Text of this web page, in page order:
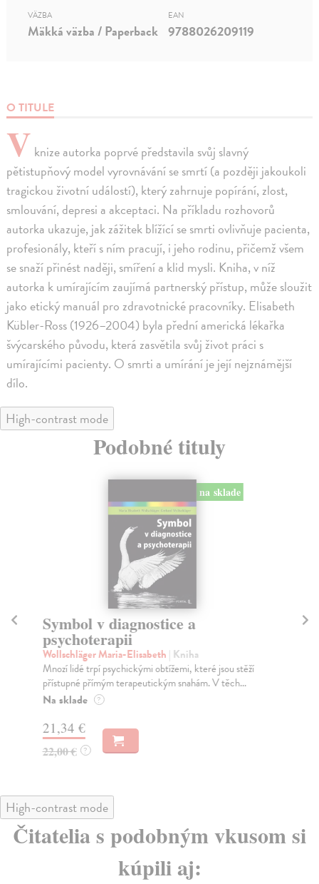
O TITULE
V knize autorka poprvé představila svůj slavný
pětistupňový model vyrovnávání se smrtí (a později jakoukoli
tragickou životní událostí), který zahrnuje popírání, zlost,
smlouvání, depresi a akceptaci. Na příkladu rozhovorů
autorka ukazuje, jak zážitek blížící se smrti ovlivňuje pacienta,
profesionály, kteří s ním pracují, i jeho rodinu, přičemž všem
se snaží přinést naději, smíření a klid mysli. Kniha, v níž
autorka k umírajícím zaujímá partnerský přístup, může sloužit
jako etický manuál pro zdravotnické pracovníky. Elisabeth
Kübler-Ross (1926–2004) byla přední americká lékařka
švýcarského původu, která zasvětila svůj život práci s
umírajícími pacienty. O smrti a umírání je její nejznámější
dílo.
VÄZBA
Mäkká väzba / Paperback
EAN
9788026209119
High-contrast mode
Podobné tituly
na sklade
Symbol v diagnostice a
psychoterapii
Wollschläger Maria-Elisabeth | Kniha
Mnozí lidé trpí psychickými obtížemi, které jsou stěží
přístupné přímým terapeutickým snahám. V těch...
Na sklade ?
21,34 €
22,00 € ?
High-contrast mode
Čitatelia s podobným vkusom si
kúpili aj: